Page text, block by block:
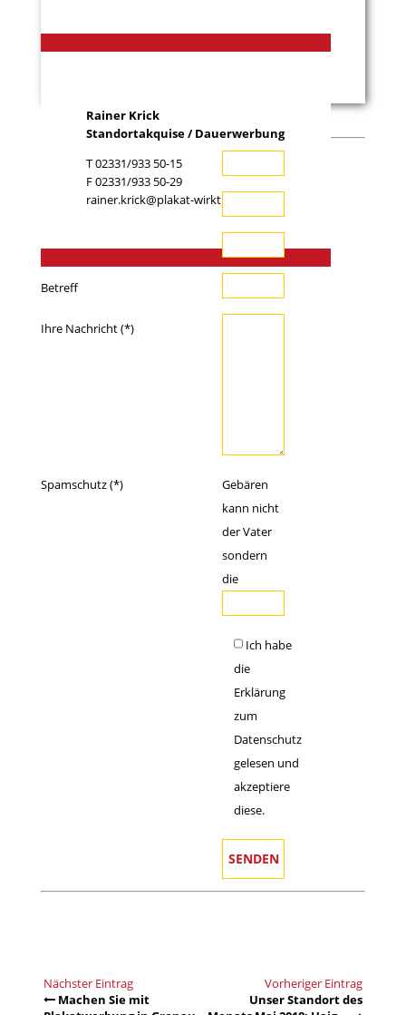
Rainer Krick
Standortakquise / Dauerwerbung
T 02331/933 50-15
F 02331/933 50-29
rainer.krick@plakat-wirkt.de
Ihr Name (*)
Ihre E-Mail-Adresse (*)
Telefon
Betreff
Ihre Nachricht (*)
Spamschutz (*)
Gebären
kann nicht
der Vater
sondern
die
Ich habe
die
Erklärung
zum
Datenschutz
gelesen und
akzeptiere
diese.
Nächster Eintrag
Machen Sie mit
Vorheriger Eintrag
Unser Standort des